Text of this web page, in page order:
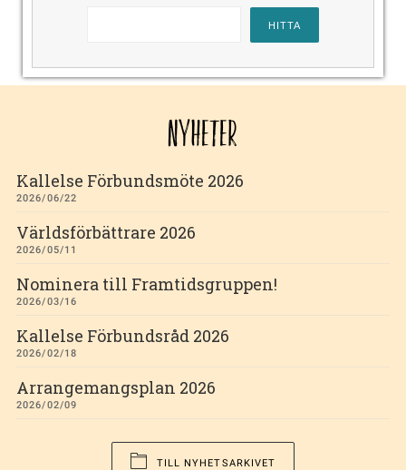
NYHETER
Kallelse Förbundsmöte 2026
2026/06/22
Världsförbättrare 2026
2026/05/11
Nominera till Framtidsgruppen!
2026/03/16
Kallelse Förbundsråd 2026
2026/02/18
Arrangemangsplan 2026
2026/02/09
TILL NYHETSARKIVET